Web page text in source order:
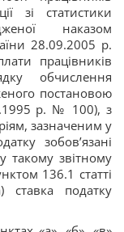
зі статистики
наказом
28.09.2005 р.
працівників
обчислення
постановою
р. № 100), з
зазначеним у
зобов’язані
такому звітному
136.1 статті
ставка податку